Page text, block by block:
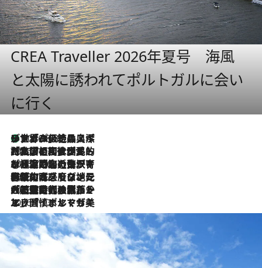
CREA Traveller 2026年夏号 海風
と太陽に誘われてポルトガルに会い
に行く
2026.8.8
リスボンの絶品スイーツ「パステル・デ・ナタ」とは？ポルトガル伝統の奥深い世界へ
2026.7.27
「私の祖国はポルトガル語です」国民的詩人フェルナンド・ペソアと、彼が愛した文学の街を歩く
2026.7.26
ポルトガル近海が育む極上の海の幸。キリリと冷えた白ワインと愉しむ、シーフード専門店の贅沢
2026.7.22
伝統の味をモダンに昇華。高感度な地元客が集う、リスボンの最旬ガストロノミー
2026.7.21
大航海時代の栄華から、震災、独裁、そして革命へ。ポルトガル・首都リスボンの石畳に刻まれた「歴史の光と影」
2026.7.13
エッセイ・ヤマザキマリ「慎ましくも美しき国 ポルトガル」